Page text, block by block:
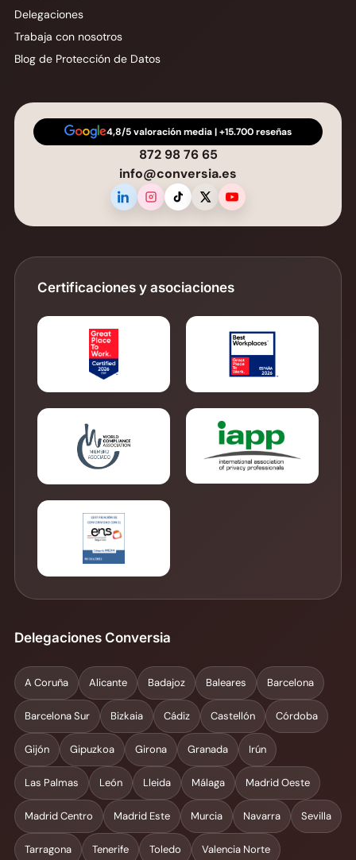
Delegaciones
Trabaja con nosotros
Blog de Protección de Datos
4,8/5 valoración media | +15.700 reseñas
872 98 76 65
info@conversia.es
Certificaciones y asociaciones
Delegaciones Conversia
A Coruña Alicante Badajoz Baleares Barcelona
Barcelona Sur Bizkaia Cádiz Castellón Córdoba
Gijón Gipuzkoa Girona Granada Irún
Las Palmas León Lleida Málaga Madrid Oeste
Madrid Centro Madrid Este Murcia Navarra Sevilla
Tarragona Tenerife Toledo Valencia Norte